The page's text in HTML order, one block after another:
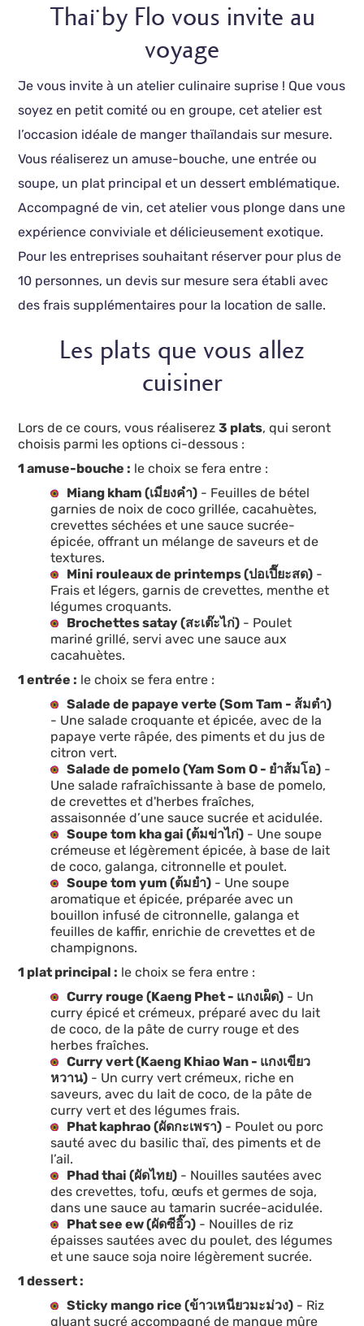
Thaï by Flo vous invite au
voyage
Je vous invite à un atelier culinaire suprise ! Que vous
soyez en petit comité ou en groupe, cet atelier est
l’occasion idéale de manger thaïlandais sur mesure.
Vous réaliserez un amuse-bouche, une entrée ou
soupe, un plat principal et un dessert emblématique.
Accompagné de vin, cet atelier vous plonge dans une
expérience conviviale et délicieusement exotique.
Pour les entreprises souhaitant réserver pour plus de
10 personnes, un devis sur mesure sera établi avec
des frais supplémentaires pour la location de salle.
Les plats que vous allez
cuisiner
Lors de ce cours, vous réaliserez3 plats, qui seront
choisis parmi les options ci-dessous :
1 amuse-bouche : le choix se fera entre :
Miang kham (เมี่ยงคำ) - Feuilles de bétel
garnies de noix de coco grillée, cacahuètes,
crevettes séchées et une sauce sucrée-
épicée, offrant un mélange de saveurs et de
textures.
Mini rouleaux de printemps (ปอเปี๊ยะสด) -
Frais et légers, garnis de crevettes, menthe et
légumes croquants.
Brochettes satay (สะเต๊ะไก่) - Poulet
mariné grillé, servi avec une sauce aux
cacahuètes.
1 entrée : le choix se fera entre :
Salade de papaye verte (Som Tam - ส้มตำ)
- Une salade croquante et épicée, avec de la
papaye verte râpée, des piments et du jus de
citron vert.
Salade de pomelo (Yam Som O - ยำส้มโอ) -
Une salade rafraîchissante à base de pomelo,
de crevettes et d'herbes fraîches,
assaisonnée d’une sauce sucrée et acidulée.
Soupe tom kha gai (ต้มข่าไก่) - Une soupe
crémeuse et légèrement épicée, à base de lait
de coco, galanga, citronnelle et poulet.
Soupe tom yum (ต้มยำ) - Une soupe
aromatique et épicée, préparée avec un
bouillon infusé de citronnelle, galanga et
feuilles de kaffir, enrichie de crevettes et de
champignons.
1 plat principal : le choix se fera entre :
Curry rouge (Kaeng Phet - แกงเผ็ด) - Un
curry épicé et crémeux, préparé avec du lait
de coco, de la pâte de curry rouge et des
herbes fraîches.
Curry vert (Kaeng Khiao Wan - แกงเขียว
หวาน) - Un curry vert crémeux, riche en
saveurs, avec du lait de coco, de la pâte de
curry vert et des légumes frais.
Phat kaphrao (ผัดกะเพรา) - Poulet ou porc
sauté avec du basilic thaï, des piments et de
l’ail.
Phad thai (ผัดไทย) - Nouilles sautées avec
des crevettes, tofu, œufs et germes de soja,
dans une sauce au tamarin sucrée-acidulée.
Phat see ew (ผัดซีอิ๊ว) - Nouilles de riz
épaisses sautées avec du poulet, des légumes
et une sauce soja noire légèrement sucrée.
1 dessert :
Sticky mango rice (ข้าวเหนียวมะม่วง) - Riz
gluant sucré accompagné de mangue mûre